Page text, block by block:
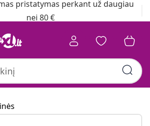
pristatymas perkant už daugiau
nei 80 €